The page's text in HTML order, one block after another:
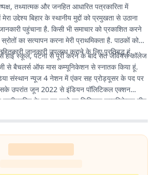
तथ्यात्मक और जनहित आधारित पत्रकारिता में
उद्देश्य बिहार के स्थानीय मुद्दों को प्रमुखता से उठाना
पहुंचाना है. किसी भी समाचार को प्रकाशित करने
का सत्यापन करना मेरी प्राथमिकता है. पाठकों को
जानकारी उपलब्ध कराने के लिए प्रतिबद्ध हूं.
हाई स्कूल, पटना से पूरी करने के बाद संत जेवियर्स कॉलेज
से बैचलर्स ऑफ मास कम्यूनिकेशन से स्नातक किया हूं.
संस्थान न्यूज 4 नेशन में एंकर सह प्रोड्यूसर के पद पर
उपरांत जून 2022 से इंडियन पॉलिटिकल एक्शन
एग्जीक्यूटिव के पद पर रहते हुए डिजिटल कम्यूनिकेशन टीम
वर्तमान में प्रभात खबर में कंटेंट राइटर के पद पर हूं इसके
तथ्यात्मक और सही सूचनाएँ, खबर और अपडेट देने का कार्य